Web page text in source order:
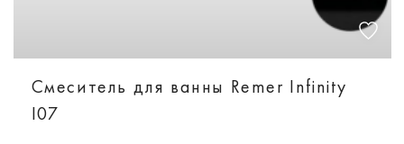
Смеситель для ванны Remer Infinity
I07